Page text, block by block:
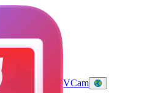
VCam